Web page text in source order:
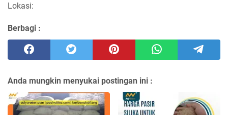
Lokasi:
Berbagi :
Anda mungkin menyukai postingan ini :